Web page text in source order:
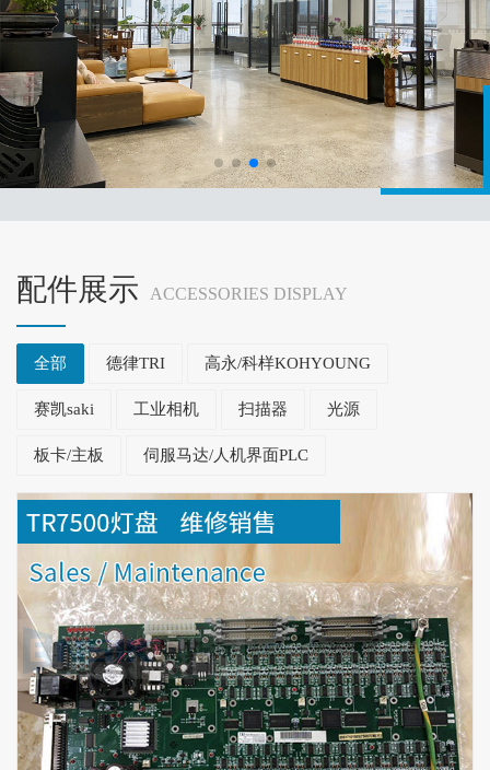
配件展示 ACCESSORIES DISPLAY
全部 德律TRI 高永/科样KOHYOUNG
赛凯saki 工业相机 扫描器 光源
板卡/主板 伺服马达/人机界面PLC